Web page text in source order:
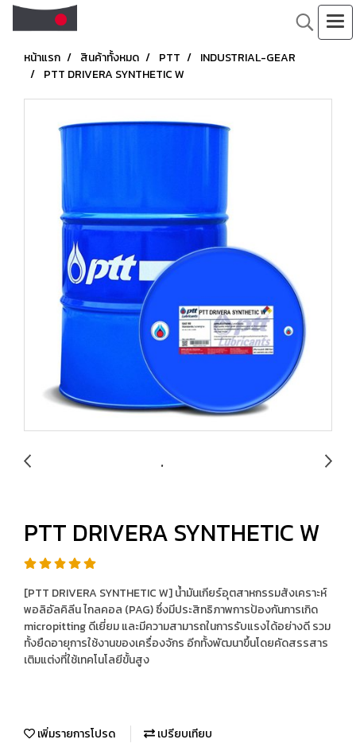
หน้าแรก สินค้าทั้งหมด PTT
INDUSTRIAL-GEAR
PTT DRIVERA SYNTHETIC W
PTT DRIVERA SYNTHETIC W
[PTT DRIVERA SYNTHETIC W] น้ำมันเกียร์อุตสาหกรรมสังเคราะห์
พอลิอัลคิลีน ไกลคอล (PAG) ซึ่งมีประสิทธิภาพการป้องกันการเกิด
micropitting ดีเยี่ยม และมีความสามารถในการรับแรงได้อย่างดี รวม
ทั้งยืดอายุการใช้งานของเครื่องจักร อีกทั้งพัฒนาขึ้นโดยคัดสรรสาร
เติมแต่งที่ใช้เทคโนโลยีขั้นสูง
เพิ่มรายการโปรด เปรียบเทียบ